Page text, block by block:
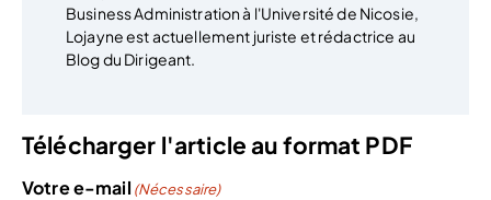
Business Administration à l'Université de Nicosie,
Lojayne est actuellement juriste et rédactrice au
Blog du Dirigeant.
Télécharger l'article au format PDF
Votre e-mail (Nécessaire)